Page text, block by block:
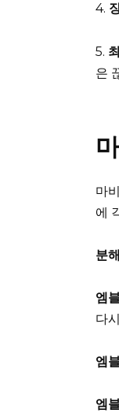
4.
5.
은
마
에
분
엠
다
엠
엠